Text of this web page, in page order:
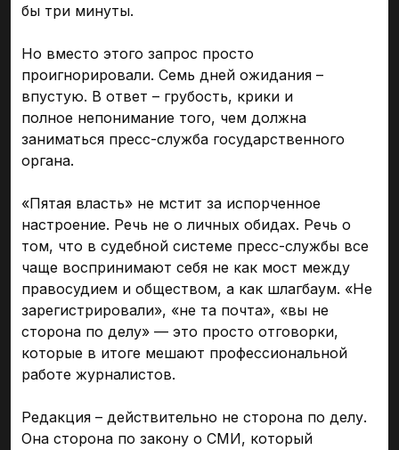
бы три минуты.
Но вместо этого запрос просто
проигнорировали. Семь дней ожидания –
впустую. В ответ – грубость, крики и
полное непонимание того, чем должна
заниматься пресс-служба государственного
органа.
«Пятая власть» не мстит за испорченное
настроение. Речь не о личных обидах. Речь о
том, что в судебной системе пресс-службы все
чаще воспринимают себя не как мост между
правосудием и обществом, а как шлагбаум. «Не
зарегистрировали», «не та почта», «вы не
сторона по делу» — это просто отговорки,
которые в итоге мешают профессиональной
работе журналистов.
Редакция – действительно не сторона по делу.
Она сторона по закону о СМИ, который